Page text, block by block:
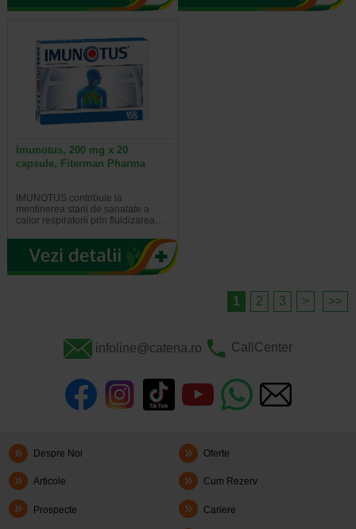
Imunotus, 200 mg x 20
capsule, Fiterman Pharma
IMUNOTUS contribuie la
mentinerea starii de sanatate a
cailor respiratorii prin fluidizarea…
1 2 3 > >>
infoline@catena.ro CallCenter
Despre Noi Oferte
Articole Cum Rezerv
Prospecte Cariere